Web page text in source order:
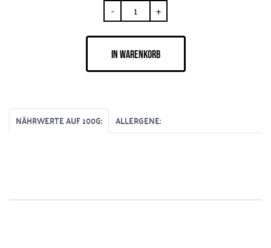
- +
IN WARENKORB
NÄHRWERTE AUF 100G: ALLERGENE: